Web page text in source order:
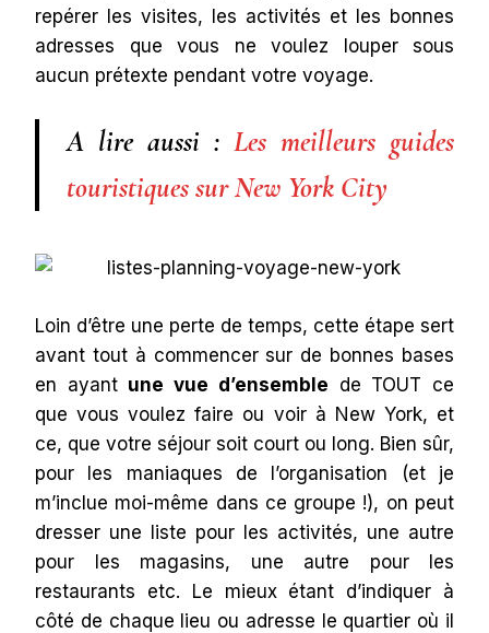
repérer les visites, les activités et les bonnes
adresses que vous ne voulez louper sous
aucun prétexte pendant votre voyage.
A lire aussi : Les meilleurs guides
touristiques sur New York City
Loin d’être une perte de temps, cette étape sert
avant tout à commencer sur de bonnes bases
en ayant une vue d’ensemble de TOUT ce
que vous voulez faire ou voir à New York, et
ce, que votre séjour soit court ou long. Bien sûr,
pour les maniaques de l’organisation (et je
m’inclue moi-même dans ce groupe !), on peut
dresser une liste pour les activités, une autre
pour les magasins, une autre pour les
restaurants etc. Le mieux étant d’indiquer à
côté de chaque lieu ou adresse le quartier où il